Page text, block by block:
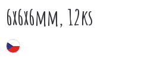
6x6x6mm, 12ks